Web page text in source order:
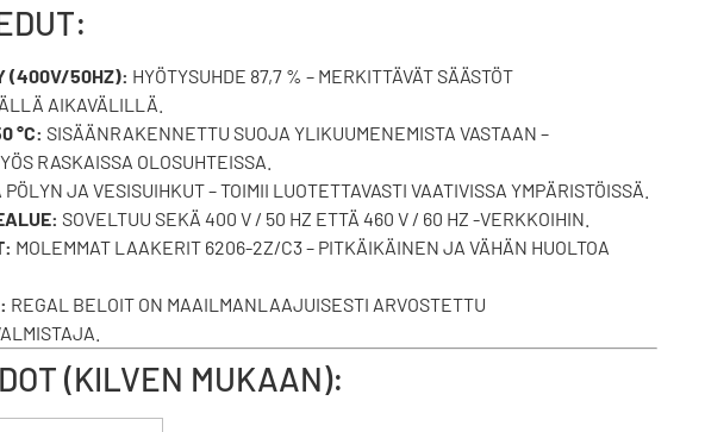
(400V/50HZ): HYÖTYSUHDE 87,7 % – MERKITTÄVÄT SÄÄSTÖT
AIKAVÄLILLÄ.
°C: SISÄÄNRAKENNETTU SUOJA YLIKUUMENEMISTA VASTAAN –
RASKAISSA OLOSUHTEISSA.
JA VESISUIHKUT – TOIMII LUOTETTAVASTI VAATIVISSA YMPÄRISTÖISSÄ.
SOVELTUU SEKÄ 400 V / 50 HZ ETTÄ 460 V / 60 HZ -VERKKOIHIN.
MOLEMMAT LAAKERIT 6206-2Z/C3 – PITKÄIKÄINEN JA VÄHÄN HUOLTOA
REGAL BELOIT ON MAAILMANLAAJUISESTI ARVOSTETTU
(KILVEN MUKAAN):